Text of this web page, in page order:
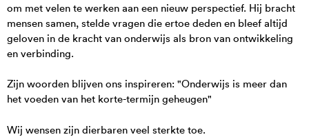
om met velen te werken aan een nieuw perspectief. Hij bracht
mensen samen, stelde vragen die ertoe deden en bleef altijd
geloven in de kracht van onderwijs als bron van ontwikkeling
en verbinding.
Zijn woorden blijven ons inspireren: "Onderwijs is meer dan
het voeden van het korte-termijn geheugen"
Wij wensen zijn dierbaren veel sterkte toe.